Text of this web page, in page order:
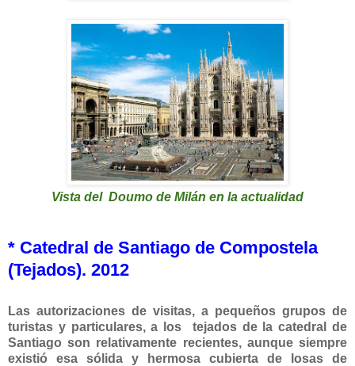
Vista del Doumo de Milán en la actualidad
* Catedral de Santiago de Compostela
(Tejados). 2012
Las autorizaciones de visitas, a pequeños grupos de
turistas y particulares, a los tejados de la catedral de
Santiago son relativamente recientes, aunque siempre
existió esa sólida y hermosa cubierta de losas de